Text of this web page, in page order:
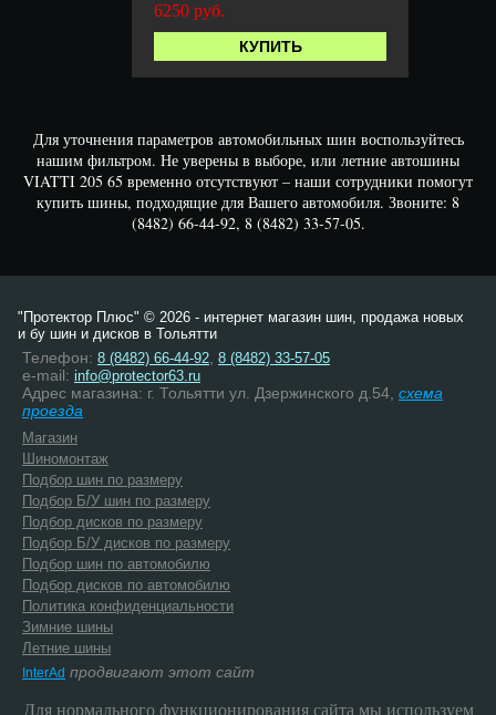
6250 руб.
КУПИТЬ
Для уточнения параметров автомобильных шин воспользуйтесь
нашим фильтром. Не уверены в выборе, или летние автошины
VIATTI 205 65 временно отсутствуют – наши сотрудники помогут
купить шины, подходящие для Вашего автомобиля. Звоните: 8
(8482) 66-44-92, 8 (8482) 33-57-05.
"Протектор Плюс" © 2026 - интернет магазин шин, продажа новых
и бу шин и дисков в Тольятти
Телефон: 8 (8482) 66-44-92 8 (8482) 33-57-05
e-mail: info@protector63.ru
Адрес магазина: г. Тольятти ул. Дзержинского д.54, схема
проезда
Магазин
Шиномонтаж
Подбор шин по размеру
Подбор Б/У шин по размеру
Подбор дисков по размеру
Подбор Б/У дисков по размеру
Подбор шин по автомобилю
Подбор дисков по автомобилю
Политика конфиденциальности
Зимние шины
Летние шины
InterAd продвигают этот сайт
Для нормального функционирования сайта мы используем